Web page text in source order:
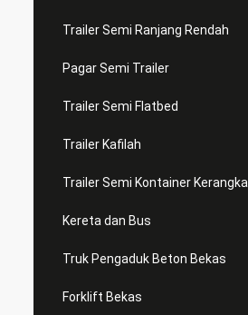
Trailer Semi Ranjang Rendah
Pagar Semi Trailer
Trailer Semi Flatbed
Trailer Kafilah
Trailer Semi Kontainer Kerangka
Kereta dan Bus
Truk Pengaduk Beton Bekas
Forklift Bekas